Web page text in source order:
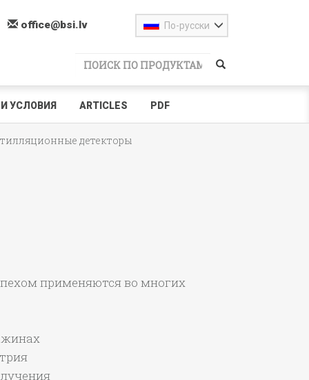
office@bsi.lv По-русски
УСЛОВИЯ ARTICLES PDF
детекторы
применяются во многих